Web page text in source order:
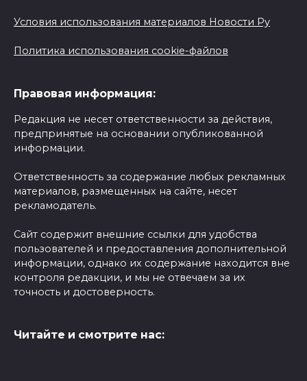
Условия использования материалов Новости Ру
Политика использования cookie-файлов
Правовая информация:
Редакция не несет ответственности за действия,
предпринятые на основании опубликованной
информации.
Ответственность за содержание любых рекламных
материалов, размещенных на сайте, несет
рекламодатель.
Сайт содержит внешние ссылки для удобства
пользователей и предоставления дополнительной
информации, однако их содержание находится вне
контроля редакции, и мы не отвечаем за их
точность и достоверность.
Читайте и смотрите нас: